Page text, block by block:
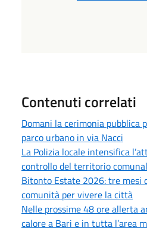
Contenuti correlati
Domani la cerimonia pubblica
parco urbano in via Nacci
La Polizia locale intensifica
controllo del territorio
Bitonto Estate 2026: tre mesi
comunità per vivere la città
Nelle prossime 48 ore allerta
calore a Bari e in tutta l’area